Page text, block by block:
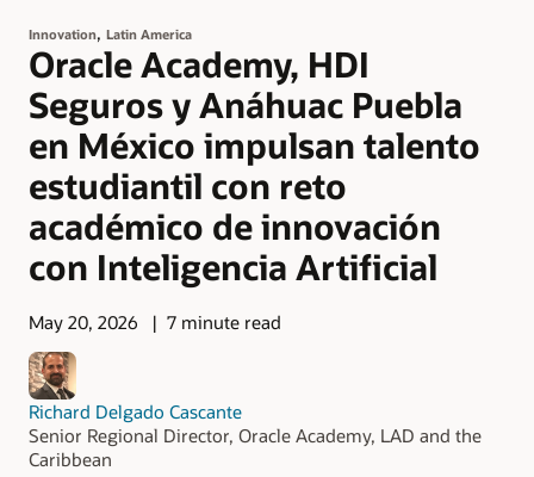
Innovation, Latin America
Oracle Academy, HDI
Seguros y Anáhuac Puebla
en México impulsan talento
estudiantil con reto
académico de innovación
con Inteligencia Artificial
May 20, 2026 7 minute read
Richard Delgado Cascante
Senior Regional Director, Oracle Academy, LAD and the
Caribbean